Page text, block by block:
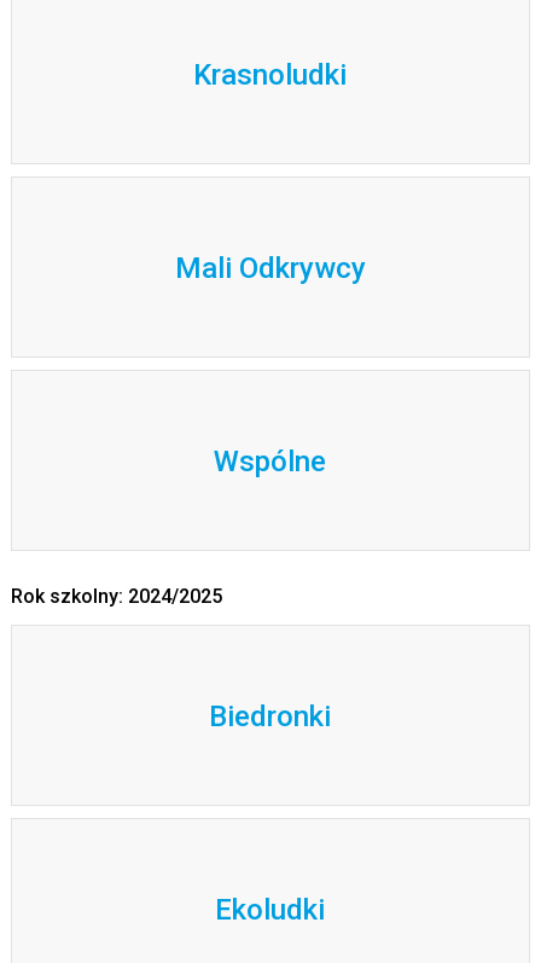
Krasnoludki
Mali Odkrywcy
Wspólne
Rok szkolny: 2024/2025
Biedronki
Ekoludki